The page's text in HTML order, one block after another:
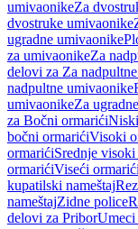
umivaonikeZa
dvostruke umivaonike
ugradne umivaonike
za umivaonikeZa
delovi za Za
nadpultne umivaonike
umivaonikeZa
za Bočni ormarići
bočni ormarićiVisoki
ormarićiSrednje
ormarićiViseći ormarići
kupatilski nameštaj
nameštajZidne police
delovi za PriborUmeci